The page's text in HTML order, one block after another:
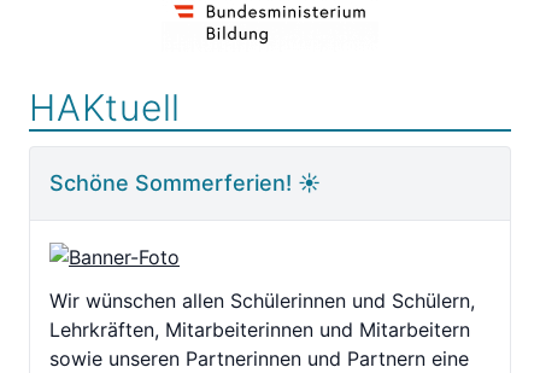
HAKtuell
Schöne Sommerferien! ☀️
Wir wünschen allen Schülerinnen und Schülern,
Lehrkräften, Mitarbeiterinnen und Mitarbeitern
sowie unseren Partnerinnen und Partnern eine